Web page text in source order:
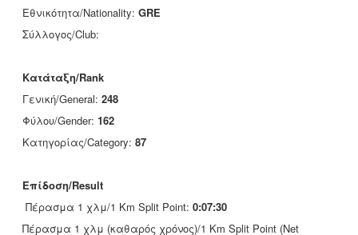
Εθνικότητα/Nationality: GRE
Σύλλογος/Club:
Κατάταξη/Rank
Γενική/General: 248
Φύλου/Gender: 162
Κατηγορίας/Category: 87
Επίδοση/Result
Πέρασμα 1 χλμ/1 Km Split Point: 0:07:30
Πέρασμα 1 χλμ (καθαρός χρόνος)/1 Km Split Point (Net